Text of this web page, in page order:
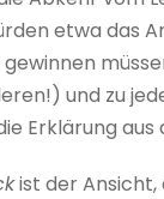
etwa das
und zu
Erklärung aus
ist der Ansicht,